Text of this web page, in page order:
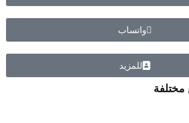
واتساب
للمزيد